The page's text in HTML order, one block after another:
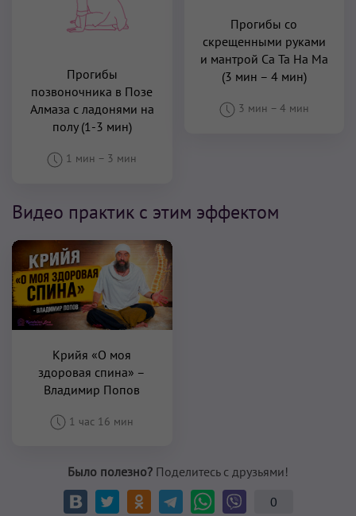
Прогибы
позвоночника в Позе
Алмаза с ладонями на
полу (1-3 мин)
1 мин – 3 мин
Прогибы со
скрещенными руками
и мантрой Са Та На Ма
(3 мин – 4 мин)
3 мин – 4 мин
Видео практик с этим эффектом
Крийя «О моя
здоровая спина» –
Владимир Попов
1 час 16 мин
Было полезно? Поделитесь с друзьями!
0